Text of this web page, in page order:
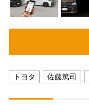
トヨタ 佐藤篤司